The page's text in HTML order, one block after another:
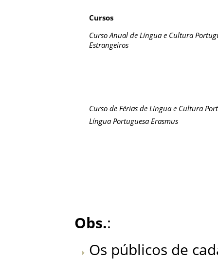
Cursos
Curso Anual de Língua e Cultura
Estrangeiros
Curso de Férias de Língua e Cultura
Língua Portuguesa Erasmus
Obs.:
Os públicos de